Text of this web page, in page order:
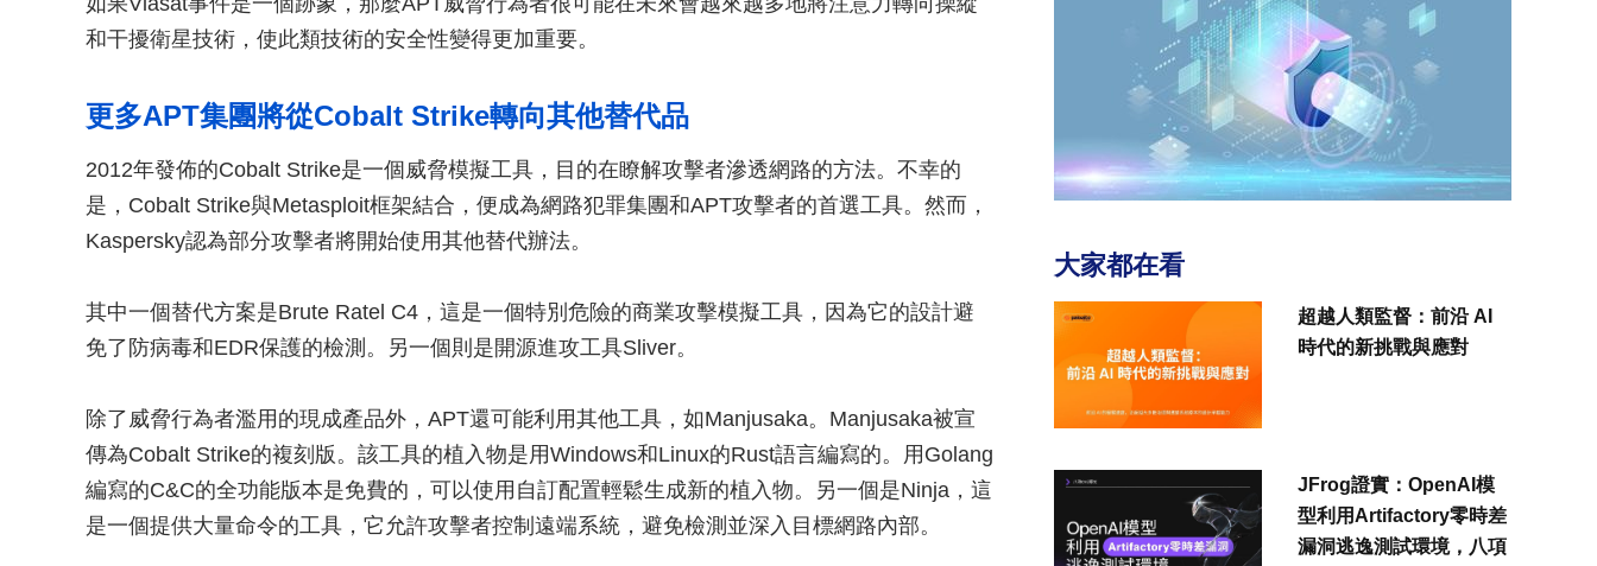
和干擾衛星技術，使此類技術的安全性變得更加重要。
更多APT集團將從Cobalt Strike轉向其他替代品
2012年發佈的Cobalt Strike是一個威脅模擬工具，目的在瞭解攻擊者滲透網路的方法。不幸的
是，Cobalt Strike與Metasploit框架結合，便成為網路犯罪集團和APT攻擊者的首選工具。然而，
Kaspersky認為部分攻擊者將開始使用其他替代辦法。
其中一個替代方案是Brute Ratel C4，這是一個特別危險的商業攻擊模擬工具，因為它的設計避
免了防病毒和EDR保護的檢測。另一個則是開源進攻工具Sliver。
除了威脅行為者濫用的現成產品外，APT還可能利用其他工具，如Manjusaka。Manjusaka被宣
傳為Cobalt Strike的複刻版。該工具的植入物是用Windows和Linux的Rust語言編寫的。用Golang
編寫的C&C的全功能版本是免費的，可以使用自訂配置輕鬆生成新的植入物。另一個是Ninja，這
是一個提供大量命令的工具，它允許攻擊者控制遠端系統，避免檢測並深入目標網路內部。
大家都在看
超越人類監督：前沿 AI
時代的新挑戰與應對
JFrog證實：OpenAI模
型利用Artifactory零時差
漏洞逃逸測試環境，八項